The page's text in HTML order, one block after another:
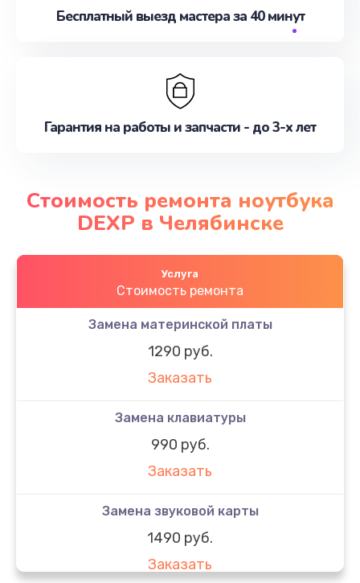
Бесплатный выезд мастера за 40 минут
Гарантия на работы и запчасти - до 3-х лет
Стоимость ремонта ноутбука
DEXP в Челябинске
Услуга
Стоимость ремонта
Замена материнской платы
1290 руб.
Заказать
Замена клавиатуры
990 руб.
Заказать
Замена звуковой карты
1490 руб.
Заказать